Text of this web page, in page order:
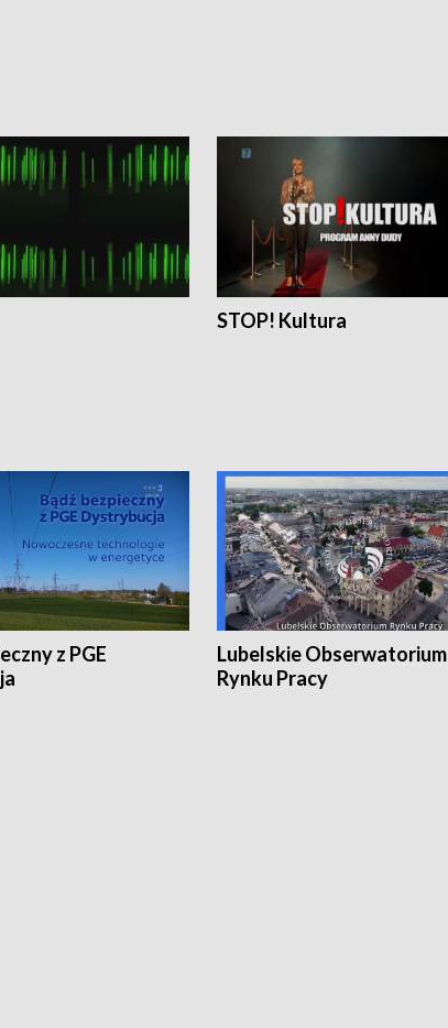
STOP! Kultura
z PGE
Lubelskie Obserwatorium
Rynku Pracy